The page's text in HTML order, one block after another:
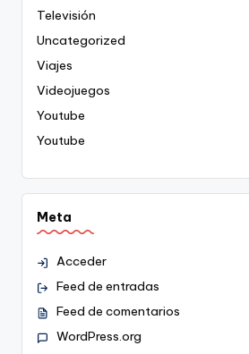
Televisión
Uncategorized
Viajes
Videojuegos
Youtube
Youtube
Meta
Acceder
Feed de entradas
Feed de comentarios
WordPress.org